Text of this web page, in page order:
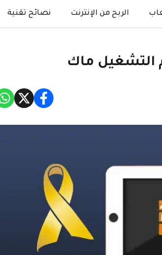
الربح من الإنترنت نصائح تقنية
التشغيل ماك